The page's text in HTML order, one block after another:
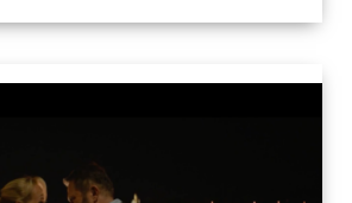
otca vypudiť z domu. Dedo je však